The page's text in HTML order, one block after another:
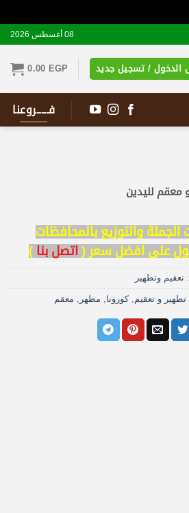
08 أغسطس 2026
الدخول / تسجيل جديد 0.00 EGP
فـــــروعنا
معقم لليدين
الجملة والتوزيع بالمحافظات
على افضل سعر ( اتصل بنا )
تعقيم وتطهير
تطهير و تعقيم,كورونا, مطهر , معقم